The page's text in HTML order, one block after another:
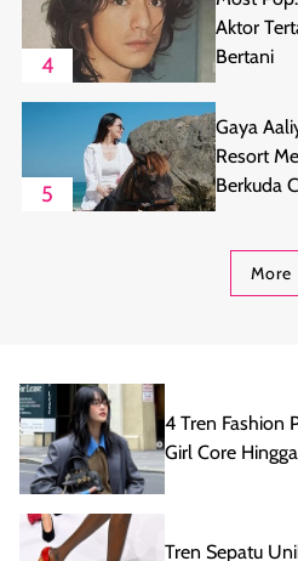
4
Aktor
Bertani
5
Gaya
Resort
Berkuda
More
4 Tren Fashion
Girl Core
Tren Sepatu